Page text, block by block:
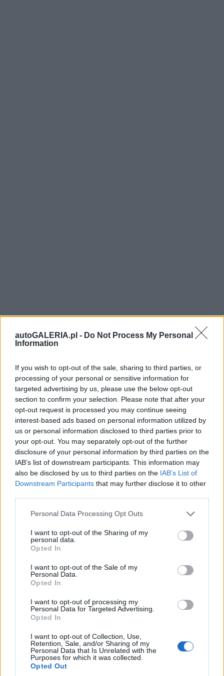
autoGALERIA.pl - Do Not Process My Personal
Information
If you wish to opt-out of the sale, sharing to third parties, or
processing of your personal or sensitive information for
targeted advertising by us, please use the below opt-out
section to confirm your selection. Please note that after your
opt-out request is processed you may continue seeing
interest-based ads based on personal information utilized by
us or personal information disclosed to third parties prior to
your opt-out. You may separately opt-out of the further
disclosure of your personal information by third parties on the
IAB’s list of downstream participants. This information may
also be disclosed by us to third parties on the IAB’s List of
Downstream Participants that may further disclose it to other
Please note that this website/app uses one or more Google
not limited to your visit or usage behaviour. You may click to
grant or deny consent to Google and its third-party tags to
use your data for below specified purposes in below Google
consent section.
Personal Data Processing Opt Outs
I want to opt-out of the Sharing of my
personal data.
Opted In
I want to opt-out of the Sale of my
Personal Data.
Opted In
I want to opt-out of processing my
Personal Data for Targeted Advertising.
Opted In
I want to opt-out of Collection, Use,
Retention, Sale, and/or Sharing of my
Personal Data that Is Unrelated with the
Purposes for which it was collected.
Opted Out